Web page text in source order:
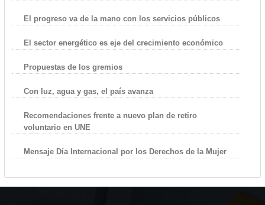
El progreso va de la mano con los servicios públicos
El sector energético es eje del crecimiento económico
Propuestas de los gremios
Con luz, agua y gas, el país avanza
Recomendaciones frente a nuevo plan de retiro
voluntario en UNE
Mensaje Día Internacional por los Derechos de la Mujer